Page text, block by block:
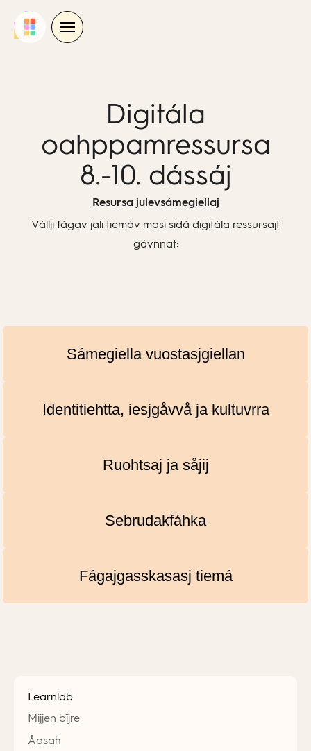
Digitála
oahppamressursa
8.-10. dássáj
Resursa julevsámegiellaj
Vállji fágav jali tiemáv masi sidá digitála ressursajt
gávnnat:
Sámegiella vuostasjgiellan
Identitiehtta, iesjgåvvå ja kultuvrra
Ruohtsaj ja såjij
Sebrudakfáhka
Fágajgasskasasj tiemá
Learnlab
Mijjen bïjre
Åasah